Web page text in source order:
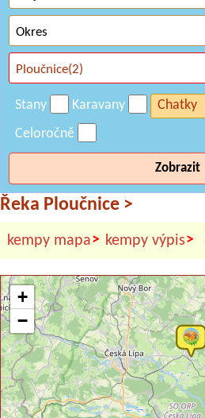
Stany Karavany Chatky
Celoročně
Zobrazit
Řeka Ploučnice >
kempy mapa> kempy výpis>
+
−